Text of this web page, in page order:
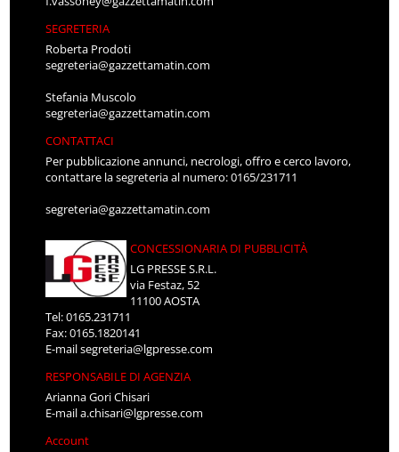
SEGRETERIA
Roberta Prodoti
segreteria@gazzettamatin.com
Stefania Muscolo
segreteria@gazzettamatin.com
CONTATTACI
Per pubblicazione annunci, necrologi, offro e cerco lavoro,
contattare la segreteria al numero: 0165/231711
segreteria@gazzettamatin.com
CONCESSIONARIA DI PUBBLICITÀ
LG PRESSE S.R.L.
via Festaz, 52
11100 AOSTA
Tel: 0165.231711
Fax: 0165.1820141
E-mailsegreteria@lgpresse.com
RESPONSABILE DI AGENZIA
Arianna Gori Chisari
E-maila.chisari@lgpresse.com
Account